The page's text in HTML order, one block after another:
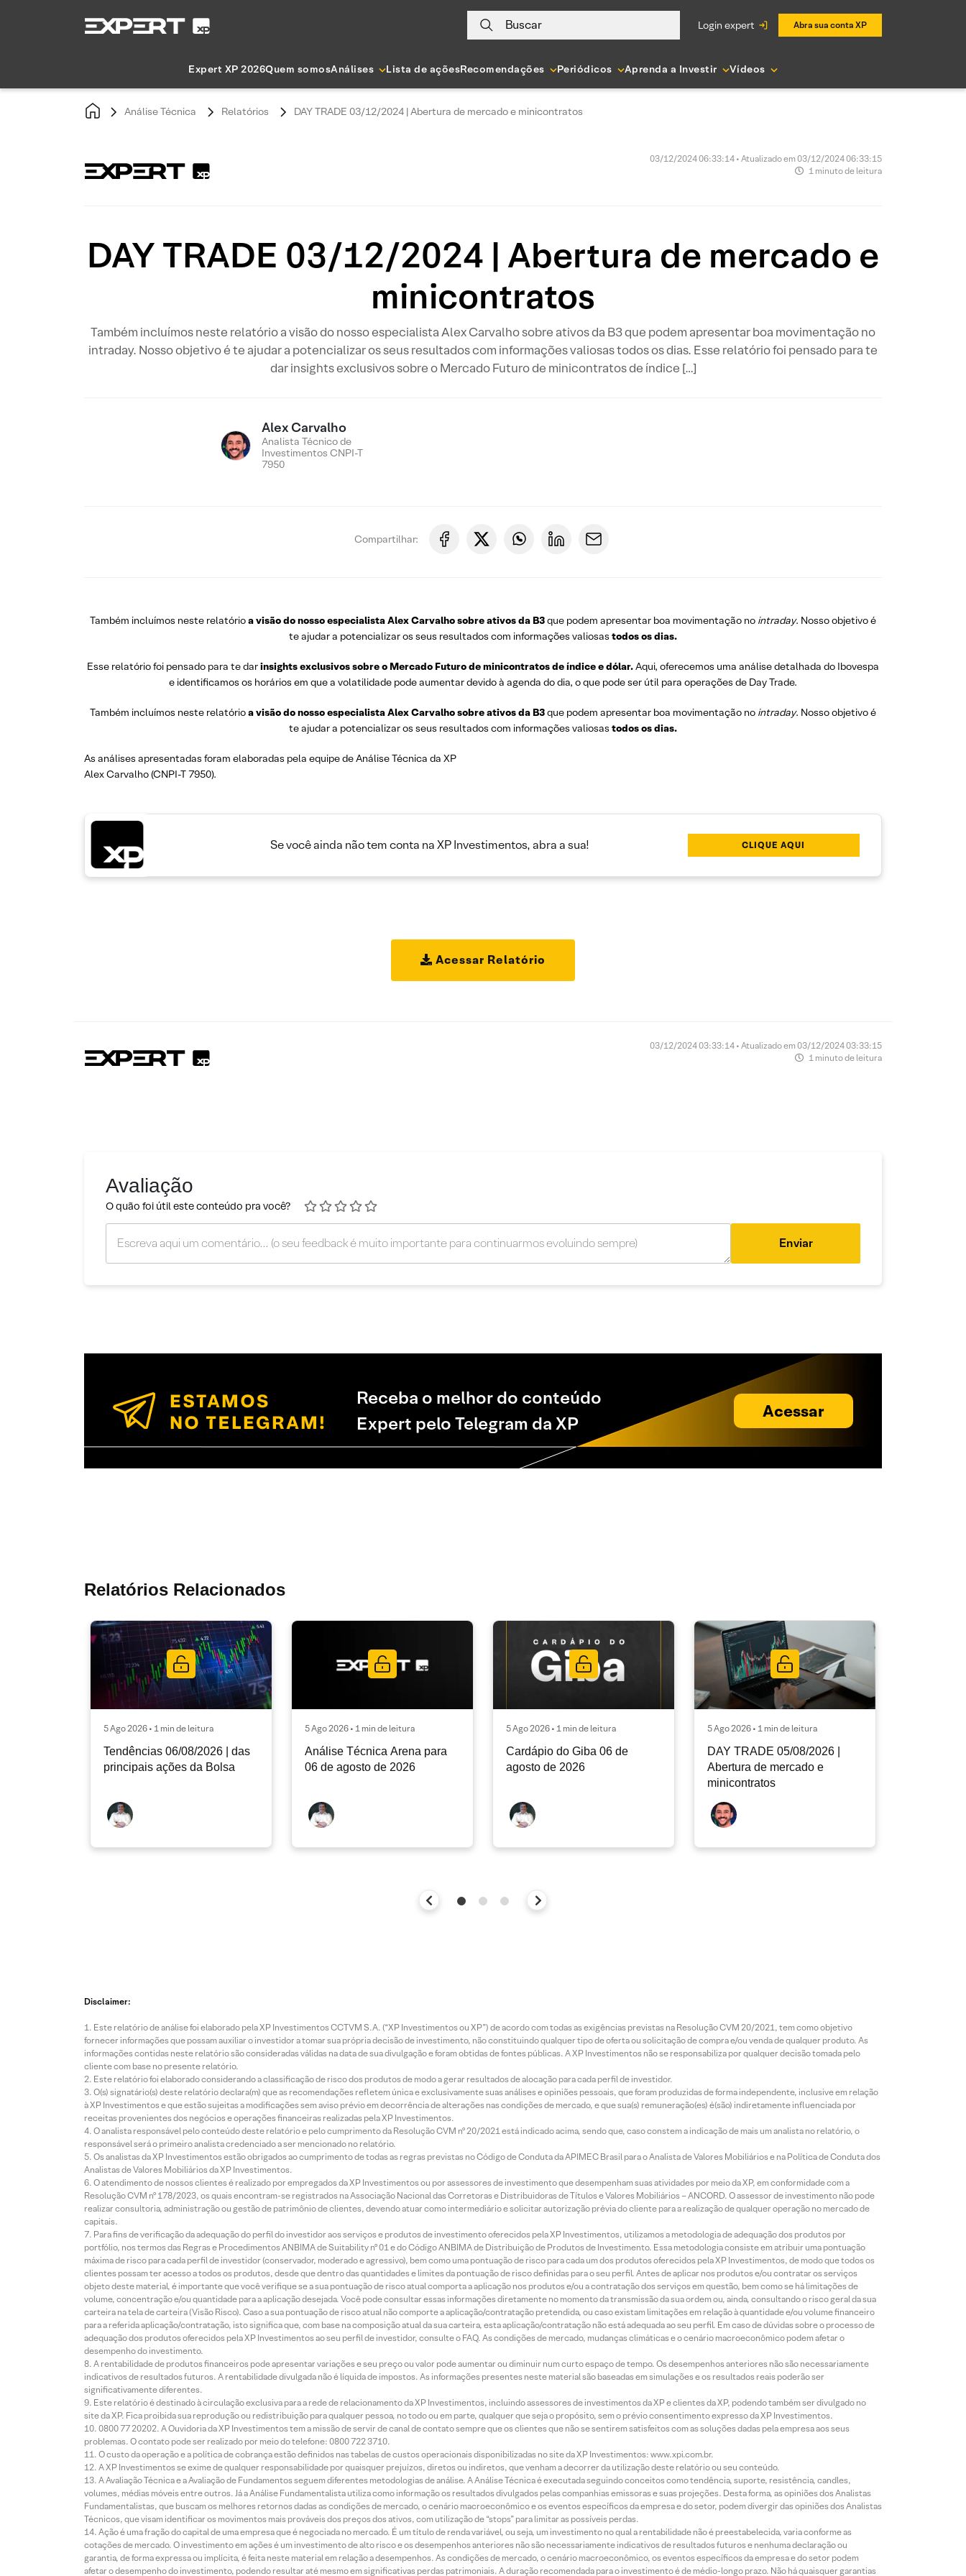
Buscar login expert Abra sua conta XP
Expert XP 2026Quem somosAnálises Lista de açõesRecomendações Periódicos Aprenda a Investir Vídeos
Análise Técnica Relatórios DAY TRADE 03/12/2024 | Abertura de mercado e minicontratos
03/12/2024 06:33:14 • Atualizado em 03/12/2024 06:33:15
1 minuto de leitura
DAY TRADE 03/12/2024 | Abertura de mercado e
minicontratos
Também incluímos neste relatório a visão do nosso especialista Alex Carvalho sobre ativos da B3 que podem apresentar boa movimentação no
intraday. Nosso objetivo é te ajudar a potencializar os seus resultados com informações valiosas todos os dias. Esse relatório foi pensado para te
dar insights exclusivos sobre o Mercado Futuro de minicontratos de índice […]
Alex Carvalho
Analista Técnico de
Investimentos CNPI-T
7950
Compartilhar:
Também incluímos neste relatórioa visão do nosso especialista Alex Carvalho sobre ativos da B3que podem apresentar boa movimentação no intraday. Nosso objetivo é
te ajudar a potencializar os seus resultados com informações valiosas todos os dias.
Esse relatório foi pensado para te darinsights exclusivos sobre o Mercado Futuro de minicontratos de índice e dólar.Aqui, oferecemos uma análise detalhada do Ibovespa
e identificamos os horários em que a volatilidade pode aumentar devido à agenda do dia, o que pode ser útil para operações de Day Trade.
Também incluímos neste relatórioa visão do nosso especialista Alex Carvalho sobre ativos da B3que podem apresentar boa movimentação no intraday. Nosso objetivo é
te ajudar a potencializar os seus resultados com informações valiosas todos os dias.
As análises apresentadas foram elaboradas pela equipe de Análise Técnica da XP
Alex Carvalho (CNPI-T 7950).
Se você ainda não tem conta na XP Investimentos, abra a sua! CLIQUE AQUI
Acessar Relatório
03/12/2024 03:33:14 • Atualizado em 03/12/2024 03:33:15
1 minuto de leitura
Avaliação
O quão foi útil este conteúdo pra você?
Enviar
Receba o melhor do conteúdo
Expert pelo Telegram da XP
Acessar
Relatórios Relacionados
5 Ago 2026 • 1 min de leitura
Tendências 06/08/2026 | das
principais ações da Bolsa
5 Ago 2026 • 1 min de leitura
Análise Técnica Arena para
06 de agosto de 2026
5 Ago 2026 • 1 min de leitura
Cardápio do Giba 06 de
agosto de 2026
5 Ago 2026 • 1 min de leitura
DAY TRADE 05/08/2026 |
Abertura de mercado e
minicontratos
Disclaimer:
Este relatório de análise foi elaborado pela XP Investimentos CCTVM S.A. (“XP Investimentos ou XP”) de acordo com todas as exigências previstas na Resolução CVM 20/2021, tem como objetivo
fornecer informações que possam auxiliar o investidor a tomar sua própria decisão de investimento, não constituindo qualquer tipo de oferta ou solicitação de compra e/ou venda de qualquer produto. As
informações contidas neste relatório são consideradas válidas na data de sua divulgação e foram obtidas de fontes públicas. A XP Investimentos não se responsabiliza por qualquer decisão tomada pelo
cliente com base no presente relatório.
Este relatório foi elaborado considerando a classificação de risco dos produtos de modo a gerar resultados de alocação para cada perfil de investidor.
O(s) signatário(s) deste relatório declara(m) que as recomendações refletem única e exclusivamente suas análises e opiniões pessoais, que foram produzidas de forma independente, inclusive em relação
à XP Investimentos e que estão sujeitas a modificações sem aviso prévio em decorrência de alterações nas condições de mercado, e que sua(s) remuneração(es) é(são) indiretamente influenciada por
receitas provenientes dos negócios e operações financeiras realizadas pela XP Investimentos.
O analista responsável pelo conteúdo deste relatório e pelo cumprimento da Resolução CVM nº 20/2021 está indicado acima, sendo que, caso constem a indicação de mais um analista no relatório, o
responsável será o primeiro analista credenciado a ser mencionado no relatório.
Os analistas da XP Investimentos estão obrigados ao cumprimento de todas as regras previstas no Código de Conduta da APIMEC Brasil para o Analista de Valores Mobiliários e na Política de Conduta dos
Analistas de Valores Mobiliários da XP Investimentos.
O atendimento de nossos clientes é realizado por empregados da XP Investimentos ou por assessores de investimento que desempenham suas atividades por meio da XP, em conformidade com a
Resolução CVM nº 178/2023, os quais encontram-se registrados na Associação Nacional das Corretoras e Distribuidoras de Títulos e Valores Mobiliários – ANCORD. O assessor de investimento não pode
realizar consultoria, administração ou gestão de patrimônio de clientes, devendo atuar como intermediário e solicitar autorização prévia do cliente para a realização de qualquer operação no mercado de
capitais.
Para fins de verificação da adequação do perfil do investidor aos serviços e produtos de investimento oferecidos pela XP Investimentos, utilizamos a metodologia de adequação dos produtos por
portfólio, nos termos das Regras e Procedimentos ANBIMA de Suitability nº 01 e do Código ANBIMA de Distribuição de Produtos de Investimento. Essa metodologia consiste em atribuir uma pontuação
máxima de risco para cada perfil de investidor (conservador, moderado e agressivo), bem como uma pontuação de risco para cada um dos produtos oferecidos pela XP Investimentos, de modo que todos os
clientes possam ter acesso a todos os produtos, desde que dentro das quantidades e limites da pontuação de risco definidas para o seu perfil. Antes de aplicar nos produtos e/ou contratar os serviços
objeto deste material, é importante que você verifique se a sua pontuação de risco atual comporta a aplicação nos produtos e/ou a contratação dos serviços em questão, bem como se há limitações de
volume, concentração e/ou quantidade para a aplicação desejada. Você pode consultar essas informações diretamente no momento da transmissão da sua ordem ou, ainda, consultando o risco geral da sua
carteira na tela de carteira (Visão Risco). Caso a sua pontuação de risco atual não comporte a aplicação/contratação pretendida, ou caso existam limitações em relação à quantidade e/ou volume financeiro
para a referida aplicação/contratação, isto significa que, com base na composição atual da sua carteira, esta aplicação/contratação não está adequada ao seu perfil. Em caso de dúvidas sobre o processo de
adequação dos produtos oferecidos pela XP Investimentos ao seu perfil de investidor, consulte o FAQ. As condições de mercado, mudanças climáticas e o cenário macroeconômico podem afetar o
desempenho do investimento.
A rentabilidade de produtos financeiros pode apresentar variações e seu preço ou valor pode aumentar ou diminuir num curto espaço de tempo. Os desempenhos anteriores não são necessariamente
indicativos de resultados futuros. A rentabilidade divulgada não é líquida de impostos. As informações presentes neste material são baseadas em simulações e os resultados reais poderão ser
significativamente diferentes.
Este relatório é destinado à circulação exclusiva para a rede de relacionamento da XP Investimentos, incluindo assessores de investimentos da XP e clientes da XP, podendo também ser divulgado no
site da XP. Fica proibida sua reprodução ou redistribuição para qualquer pessoa, no todo ou em parte, qualquer que seja o propósito, sem o prévio consentimento expresso da XP Investimentos.
0800 77 20202. A Ouvidoria da XP Investimentos tem a missão de servir de canal de contato sempre que os clientes que não se sentirem satisfeitos com as soluções dadas pela empresa aos seus
problemas. O contato pode ser realizado por meio do telefone: 0800 722 3710.
O custo da operação e a política de cobrança estão definidos nas tabelas de custos operacionais disponibilizadas no site da XP Investimentos: www.xpi.com.br.
A XP Investimentos se exime de qualquer responsabilidade por quaisquer prejuízos, diretos ou indiretos, que venham a decorrer da utilização deste relatório ou seu conteúdo.
A Avaliação Técnica e a Avaliação de Fundamentos seguem diferentes metodologias de análise. A Análise Técnica é executada seguindo conceitos como tendência, suporte, resistência, candles,
volumes, médias móveis entre outros. Já a Análise Fundamentalista utiliza como informação os resultados divulgados pelas companhias emissoras e suas projeções. Desta forma, as opiniões dos Analistas
Fundamentalistas, que buscam os melhores retornos dadas as condições de mercado, o cenário macroeconômico e os eventos específicos da empresa e do setor, podem divergir das opiniões dos Analistas
Técnicos, que visam identificar os movimentos mais prováveis dos preços dos ativos, com utilização de “stops” para limitar as possíveis perdas.
Ação é uma fração do capital de uma empresa que é negociada no mercado. É um título de renda variável, ou seja, um investimento no qual a rentabilidade não é preestabelecida, varia conforme as
cotações de mercado. O investimento em ações é um investimento de alto risco e os desempenhos anteriores não são necessariamente indicativos de resultados futuros e nenhuma declaração ou
garantia, de forma expressa ou implícita, é feita neste material em relação a desempenhos. As condições de mercado, o cenário macroeconômico, os eventos específicos da empresa e do setor podem
afetar o desempenho do investimento, podendo resultar até mesmo em significativas perdas patrimoniais. A duração recomendada para o investimento é de médio-longo prazo. Não há quaisquer garantias